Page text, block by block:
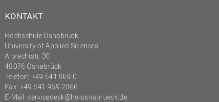
KONTAKT
Hochschule Osnabrück
University of Applied Sciences
Albrechtstr. 30
49076 Osnabrück
Telefon: +49 541 969-0
Fax: +49 541 969-2066
E-Mail: servicedesk@hs-osnabrueck.de